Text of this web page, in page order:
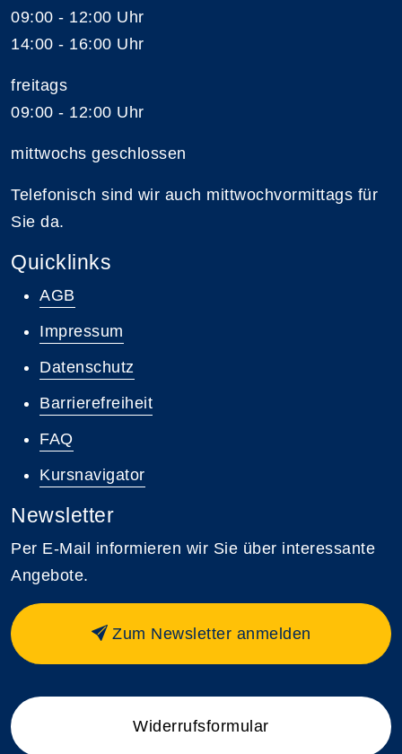
09:00 - 12:00 Uhr
14:00 - 16:00 Uhr
freitags
09:00 - 12:00 Uhr
mittwochs geschlossen
Telefonisch sind wir auch mittwochvormittags für
Sie da.
Quicklinks
AGB
Impressum
Datenschutz
Barrierefreiheit
FAQ
Kursnavigator
Newsletter
Per E-Mail informieren wir Sie über interessante
Angebote.
Zum Newsletter anmelden
Widerrufsformular